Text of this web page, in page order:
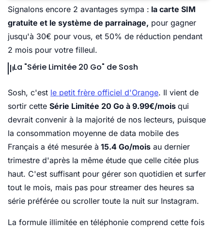
Signalons encore 2 avantages sympa : la carte SIM
gratuite et le système de parrainage, pour gagner
jusqu'à 30€ pour vous, et 50% de réduction pendant
2 mois pour votre filleul.
La "Série Limitée 20 Go" de Sosh
Sosh, c'est le petit frère officiel d'Orange. Il vient de
sortir cette Série Limitée 20 Go à 9.99€/mois qui
devrait convenir à la majorité de nos lecteurs, puisque
la consommation moyenne de data mobile des
Français a été mesurée à 15.4 Go/mois au dernier
trimestre d'après la même étude que celle citée plus
haut. C'est suffisant pour gérer son quotidien et surfer
tout le mois, mais pas pour streamer des heures sa
série préférée ou scroller toute la nuit sur Instagram.
La formule illimitée en téléphonie comprend cette fois